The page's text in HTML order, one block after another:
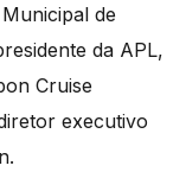
de
da APL,
Cruise
executivo